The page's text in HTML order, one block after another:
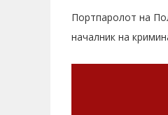
Портпаролот на
началник на